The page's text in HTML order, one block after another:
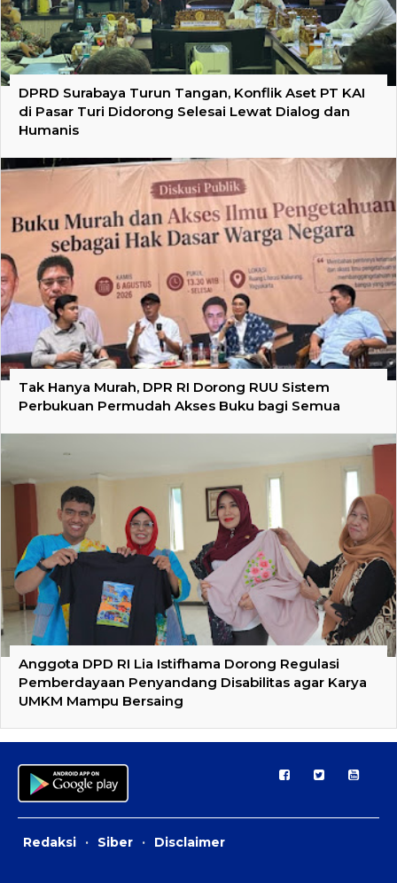
DPRD Surabaya Turun Tangan, Konflik Aset PT KAI
di Pasar Turi Didorong Selesai Lewat Dialog dan
Humanis
Tak Hanya Murah, DPR RI Dorong RUU Sistem
Perbukuan Permudah Akses Buku bagi Semua
Anggota DPD RI Lia Istifhama Dorong Regulasi
Pemberdayaan Penyandang Disabilitas agar Karya
UMKM Mampu Bersaing
Redaksi · Siber · Disclaimer